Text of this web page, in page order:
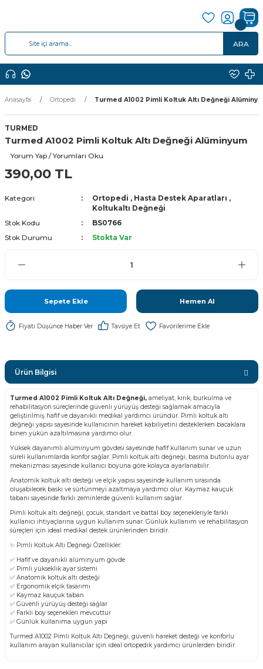
ARA
Anasayfa Ortopedi Turmed A1002 Pimli Koltuk Altı Değneği
TURMED
Turmed A1002 Pimli Koltuk Altı Değneği Alüminyum
Yorum Yap / Yorumları Oku
390,00 TL
Kategori Ortopedi , Hasta Destek Aparatları ,
Koltukaltı Değneği
Stok Kodu
BS0766
Stok Durumu
Stokta Var
Sepete Ekle Hemen Al
Fiyatı Düşünce Haber Ver Tavsiye Et
Ürün Bilgisi
Turmed A1002 Pimli Koltuk Altı Değneği, ameliyat, kırık, burkulma ve
rehabilitasyon süreçlerinde güvenli yürüyüş desteği sağlamak amacıyla
geliştirilmiş hafif ve dayanıklı medikal yardımcı üründür. Pimli koltuk altı
değneği yapısı sayesinde kullanıcının hareket kabiliyetini desteklerken bacaklara
binen yükün azaltılmasına yardımcı olur.
Yüksek dayanımlı alüminyum gövdesi sayesinde hafif kullanım sunar ve uzun
süreli kullanımlarda konfor sağlar. Pimli koltuk altı değneği, basma butonlu ayar
mekanizması sayesinde kullanıcı boyuna göre kolayca ayarlanabilir.
Anatomik koltuk altı desteği ve elçik yapısı sayesinde kullanım sırasında
oluşabilecek baskı ve sürtünmeyi azaltmaya yardımcı olur. Kaymaz kauçuk
tabanı sayesinde farklı zeminlerde güvenli kullanım sağlar.
Pimli koltuk altı değneği, çocuk, standart ve battal boy seçenekleriyle farklı
kullanıcı ihtiyaçlarına uygun kullanım sunar. Günlük kullanım ve rehabilitasyon
süreçleri için ideal medikal destek ürünlerinden biridir.
✨ Pimli Koltuk Altı Değneği Özellikler:
✅ Hafif ve dayanıklı alüminyum gövde
✅ Pimli yükseklik ayar sistemi
✅ Anatomik koltuk altı desteği
✅ Ergonomik elçik tasarımı
✅ Kaymaz kauçuk taban
✅ Güvenli yürüyüş desteği sağlar
✅ Farklı boy seçenekleri mevcuttur
✅ Günlük kullanıma uygun yapı
Turmed A1002 Pimli Koltuk Altı Değneği, güvenli hareket desteği ve konforlu
kullanım arayan kullanıcılar için ideal ortopedik yardımcı ürünlerden biridir.